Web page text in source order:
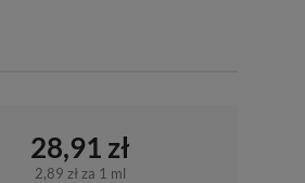
28,91 zł
2,89 złza 1 ml